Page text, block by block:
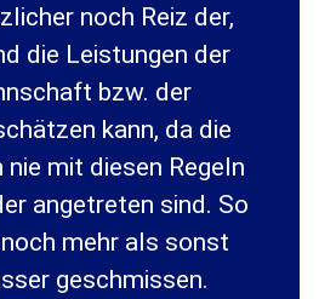
noch Reiz der,
die Leistungen der
bzw. der
kann, da die
nie mit diesen Regeln
angetreten sind. So
mehr als sonst
geschmissen.